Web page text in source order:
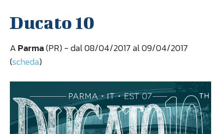
Ducato 10
AParma(PR) - dal 08/04/2017 al 09/04/2017
(scheda)